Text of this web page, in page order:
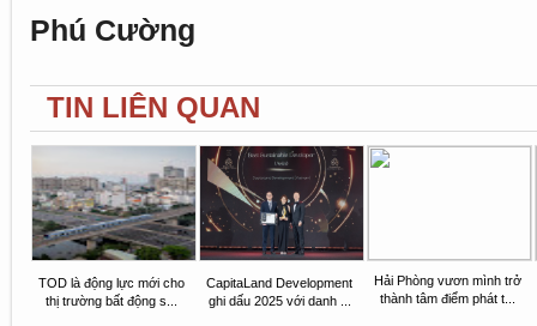
Phú Cường
TIN LIÊN QUAN
TOD là động lực mới cho
thị trường bất động s...
CapitaLand Development
ghi dấu 2025 với danh ...
Hải Phòng vươn mình trở
thành tâm điểm phát t...